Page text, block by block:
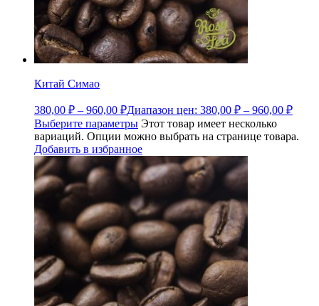
Китай Симао
380,00 ₽ – 960,00 ₽Диапазон цен: 380,00 ₽ – 960,00 ₽
Выберите параметры Этот товар имеет несколько
вариаций. Опции можно выбрать на странице товара.
Добавить в избранное